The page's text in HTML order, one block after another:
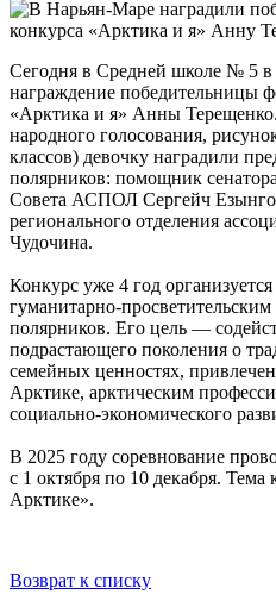
Сегодня в Средней школе № 5 в
награждение победительницы
«Арктика и я» Анны
народного голосования,
классов) девочку наградили
полярников: помощник
Совета АСПОЛ Сергейч
регионального отделения
Чудочина.
Конкурс уже 4 год
гуманитарно-
полярников. Его цель —
подрастающего поколения о
семейных ценностях,
Арктике, арктическим
социально-экономического
В 2025 году соревнование
с 1 октября по 10 декабря.
Арктике».
Возврат к списку